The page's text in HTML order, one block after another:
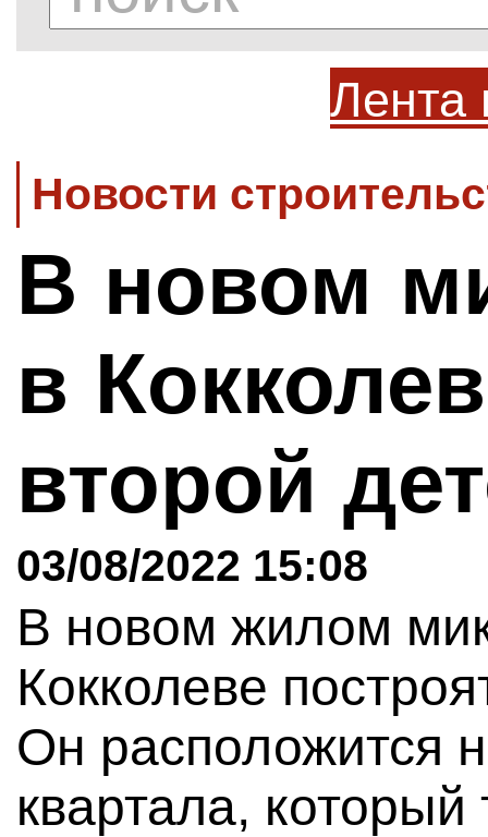
Лента
Новости
В новом
в
второй
03/08/2022 15:08
В новом жилом
Кокколеве
Он расположится
квартала,